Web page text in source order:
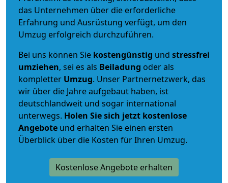
das Unternehmen über die erforderliche
Erfahrung und Ausrüstung verfügt, um den
Umzug erfolgreich durchzuführen.
Bei uns können Sie kostengünstig und stressfrei
umziehen, sei es als Beiladung oder als
kompletter Umzug. Unser Partnernetzwerk, das
wir über die Jahre aufgebaut haben, ist
deutschlandweit und sogar international
unterwegs. Holen Sie sich jetzt kostenlose
Angebote und erhalten Sie einen ersten
Überblick über die Kosten für Ihren Umzug.
Kostenlose Angebote erhalten